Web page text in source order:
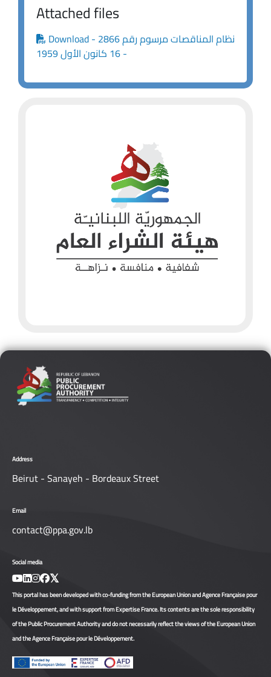
Attached files
Download - نظام المناقصات مرسوم رقم 2866
- 16 كانون الأول 1959
Address
Beirut - Sanayeh - Bordeaux Street
Email
contact@ppa.gov.lb
Social media
This portal has been developed with co-funding from the European Union and Agence Française pour
le Développement, and with support from Expertise France. Its contents are the sole responsibility
of the Public Procurement Authority and do not necessarily reflect the views of the European Union
and the Agence Française pour le Développement.